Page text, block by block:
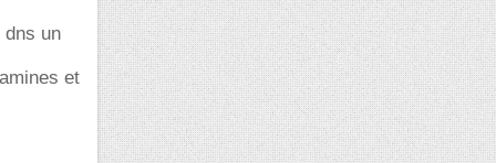
dns un
et